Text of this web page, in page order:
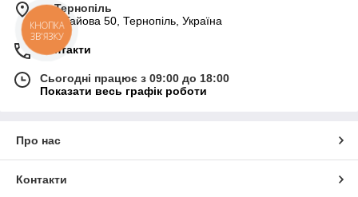
м. Тернопіль
вул. Гайова 50, Тернопіль, Україна
Контакти
Сьогодні працює з 09:00 до 18:00
Показати весь графік роботи
Про нас
Контакти
КНОПКА
ЗВ'ЯЗКУ